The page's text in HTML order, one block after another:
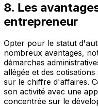
8. Les
entrepreneur
Opter pour le statut
nombreux avantages,
démarches
allégée et des
sur le chiffre d'affaires.
son activité avec une
concentrée sur le